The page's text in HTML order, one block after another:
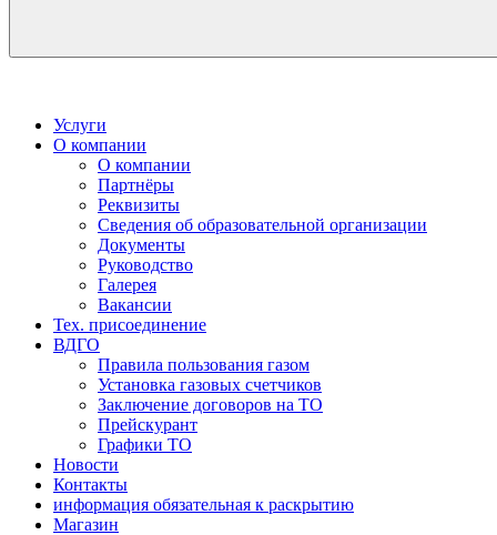
Услуги
О компании
О компании
Партнёры
Реквизиты
Сведения об образовательной организации
Документы
Руководство
Галерея
Вакансии
Тех. присоединение
ВДГО
Правила пользования газом
Установка газовых счетчиков
Заключение договоров на ТО
Прейскурант
Графики ТО
Новости
Контакты
информация обязательная к раскрытию
Магазин